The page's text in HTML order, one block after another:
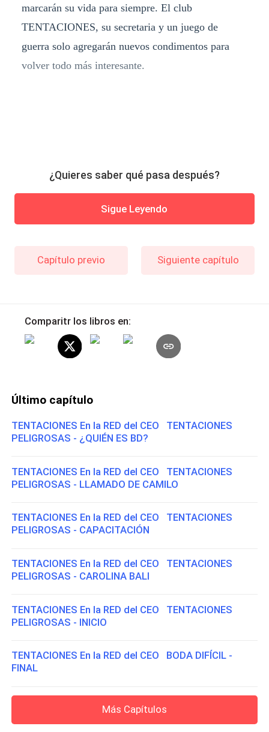
marcarán su vida para siempre. El club
TENTACIONES, su secretaria y un juego de
guerra solo agregarán nuevos condimentos para
volver todo más interesante.
¿Quieres saber qué pasa después?
Sigue Leyendo
Capítulo previo Siguiente capítulo
Comparitr los libros en:
Último capítulo
TENTACIONES En la RED del CEO TENTACIONES
PELIGROSAS - ¿QUIÉN ES BD?
TENTACIONES En la RED del CEO TENTACIONES
PELIGROSAS - LLAMADO DE CAMILO
TENTACIONES En la RED del CEO TENTACIONES
PELIGROSAS - CAPACITACIÓN
TENTACIONES En la RED del CEO TENTACIONES
PELIGROSAS - CAROLINA BALI
TENTACIONES En la RED del CEO TENTACIONES
PELIGROSAS - INICIO
TENTACIONES En la RED del CEO BODA DIFÍCIL -
FINAL
Más Capítulos